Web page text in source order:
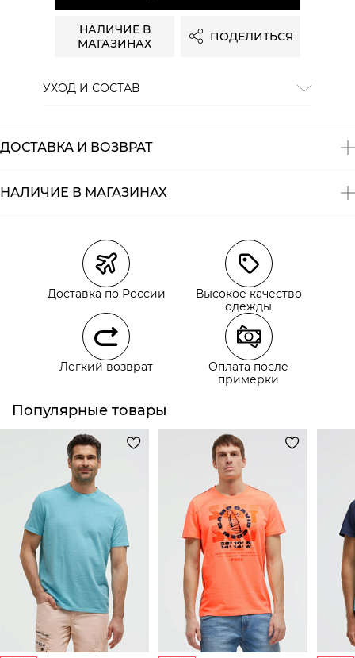
НАЛИЧИЕ В
МАГАЗИНАХ
ПОДЕЛИТЬСЯ
УХОД И СОСТАВ
ДОСТАВКА И ВОЗВРАТ
Курьерская доставка СДЭК
Самовывоз из пункта выдачи СДЭК
Самовывоз из наших магазинов
Курьерская доставка СДЭК
Самовывоз из пункта выдачи СДЭК
НАЛИЧИЕ В МАГАЗИНАХ
Доставка по России
Высокое качество
одежды
Легкий возврат
Оплата после
примерки
Популярные товары